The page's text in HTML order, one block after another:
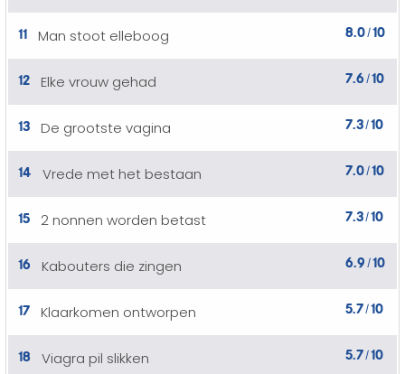
11 Man stoot elleboog 8.0/10
12 Elke vrouw gehad 7.6 /10
13 De grootste vagina 7.3/10
14 Vrede met het bestaan 7.0/10
15 2 nonnen worden betast 7.3/10
16 Kabouters die zingen 6.9 /10
17 Klaarkomen ontworpen 5.7/10
18 Viagra pil slikken 5.7/10